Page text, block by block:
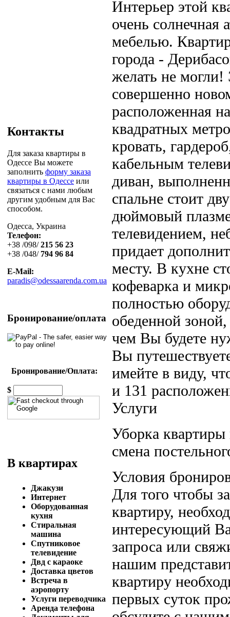
Контакты
Для заказа квартиры в
Одессе Вы можете
заполнить форму заказа
квартиры в Одессе или
связаться с нами любым
другим удобным для Вас
способом.
Одесса, Украина
Телефон:
+38 /098/215 56 23
+38 /048/ 794 96 84
E-Mail:
paradis@odessaarenda.com.ua
Бронирование/оплата
Бронирование/Оплата:
$
В квартирах
Джакузи
Интернет
Оборудованная
кухня
Стиральная
машина
Спутниковое
телевидение
Двд с караоке
Доставка цветов
Встреча в
аэропорту
Услуги переводчика
Аренда телефона
Интерьер этой
очень солнечная
мебелью.
города -
желать не
совершенно
расположенная
квадратных
кровать,
кабельным
диван,
спальне стоит
дюймовый
телевидением,
придает
месту. В кухне
кофеварка и
полностью
обеденной
чем Вы будете
Вы
имейте в виду,
и 131
Услуги
Уборка квартиры
смена
Условия
Для того чтобы
квартиру,
интересующий
запроса или
нашим
квартиру
первых суток